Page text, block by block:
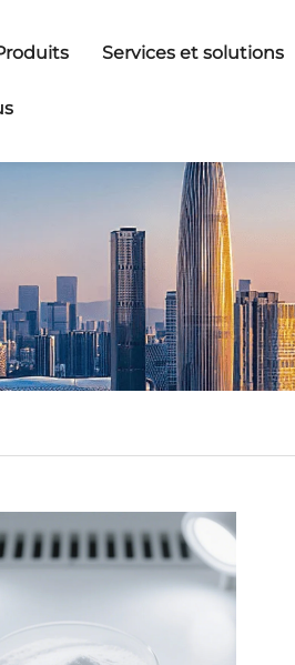
Services et solutions